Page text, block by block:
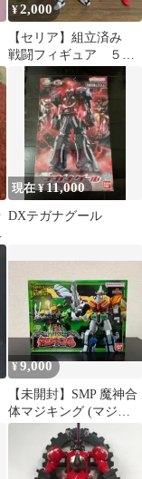
¥2,000
【セリア】組立済み
戦闘フィギュア ５体
セット♪
現在 ¥11,000
DXテガナグール
¥9,000
【未開封】SMP 魔神合
体マジキング (マジレ
ンジャー)